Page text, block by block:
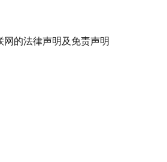
的法律声明及免责声明